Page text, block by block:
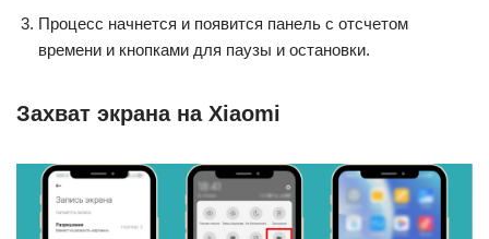
Процесс начнется и появится панель с отсчетом
времени и кнопками для паузы и остановки.
Захват экрана на Xiaomi